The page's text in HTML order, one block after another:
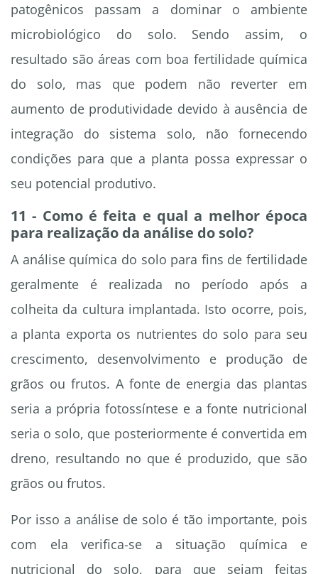
patogênicos passam a dominar o ambiente
microbiológico do solo. Sendo assim, o
resultado são áreas com boa fertilidade química
do solo, mas que podem não reverter em
aumento de produtividade devido à ausência de
integração do sistema solo, não fornecendo
condições para que a planta possa expressar o
seu potencial produtivo.
11 - Como é feita e qual a melhor época
para realização da análise do solo?
A análise química do solo para fins de fertilidade
geralmente é realizada no período após a
colheita da cultura implantada. Isto ocorre, pois,
a planta exporta os nutrientes do solo para seu
crescimento, desenvolvimento e produção de
grãos ou frutos. A fonte de energia das plantas
seria a própria fotossíntese e a fonte nutricional
seria o solo, que posteriormente é convertida em
dreno, resultando no que é produzido, que são
grãos ou frutos.
Por isso a análise de solo é tão importante, pois
com ela verifica-se a situação química e
nutricional do solo, para que sejam feitas